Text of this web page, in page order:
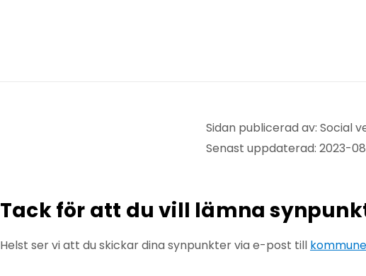
Sidan publicerad av: Social
Senast uppdaterad: 2023-
Tack för att du vill lämna
Helst ser vi att du skickar dina synpunkter via e-post till